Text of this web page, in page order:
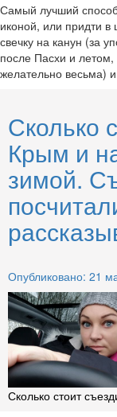
Самый лучший
иконой, или придти в
свечку на канун (за
после Пасхи и
желательно весьма)
Сколько
Крым и
зимой.
Опубликовано: 21
Сколько стоит